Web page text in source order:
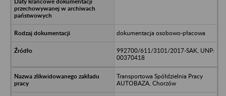
dokumentacja osobowo-płacowa
992700/611/3101/2017-SAK, UNP:
00370418
Transportowa Spółdzielnia Pracy
AUTOBAZA, Chorzów